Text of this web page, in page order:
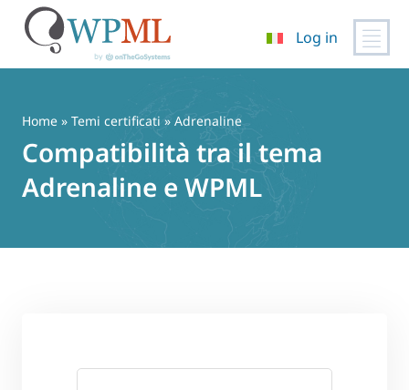
contenuto
Log in
Home » Temi certificati » Adrenaline
Compatibilità tra il tema
Adrenaline e WPML